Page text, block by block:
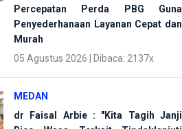
Percepatan Perda PBG Guna
Penyederhanaan Layanan Cepat dan
Murah
05 Agustus 2026 | Dibaca: 2137x
MEDAN
dr Faisal Arbie : "Kita Tagih Janji